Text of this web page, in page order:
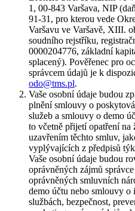
1, 00-843 Varšava, NIP
91-31, pro kterou vede
Varšavu ve Varšavě, XIII.
soudního rejstříku,
0000204776, základní
splacený). Pověřenec pro
správcem údajů je k
odo@tms.pl.
Vaše osobní údaje budou
plnění smlouvy o
služeb a smlouvy o demo
to včetně přijetí opatření na
uzavřením těchto smluv,
vyplývajících z předpisů
Vaše osobní údaje budou
oprávněných zájmů
oprávněných smluvních
demo účtu nebo smlouvy o
službách, bezpečnost,